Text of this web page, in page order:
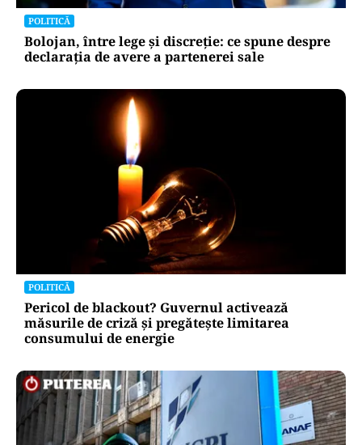
POLITICĂ
Bolojan, între lege și discreție: ce spune despre
declarația de avere a partenerei sale
POLITICĂ
Pericol de blackout? Guvernul activează
măsurile de criză și pregătește limitarea
consumului de energie